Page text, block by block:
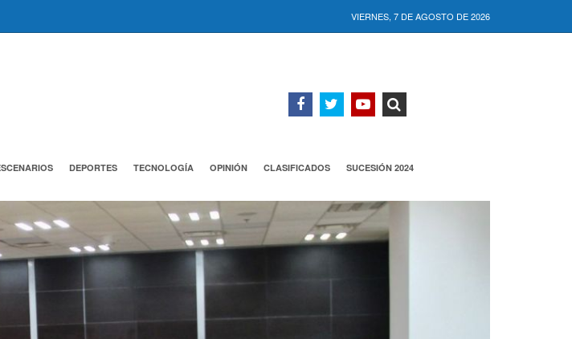
VIERNES, 7 DE AGOSTO DE 2026
DEPORTES TECNOLOGÍA OPINIÓN CLASIFICADOS SUCESIÓN 2024